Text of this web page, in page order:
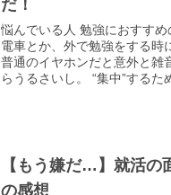
だ！
悩んでいる人 勉強におすす
電車とか、外で勉強をする時
普通のイヤホンだと意外と雑
らうるさいし。 “集中”するた
【もう嫌だ…】就活の
の感想